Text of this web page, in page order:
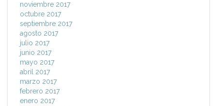
noviembre 2017
octubre 2017
septiembre 2017
agosto 2017
julio 2017
junio 2017
mayo 2017
abril 2017
marzo 2017
febrero 2017
enero 2017